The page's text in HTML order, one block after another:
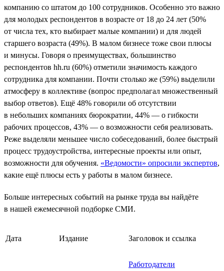
компанию со штатом до 100 сотрудников. Особенно это важно
для молодых респондентов в возрасте от 18 до 24 лет (50%
от числа тех, кто выбирает малые компании) и для людей
старшего возраста (49%). В малом бизнесе тоже свои плюсы
и минусы. Говоря о преимуществах, большинство
респондентов hh.ru (60%) отметили значимость каждого
сотрудника для компании. Почти столько же (59%) выделили
атмосферу в коллективе (вопрос предполагал множественный
выбор ответов). Ещё 48% говорили об отсутствии
в небольших компаниях бюрократии, 44% — о гибкости
рабочих процессов, 43% — о возможности себя реализовать.
Реже выделяли меньшее число собеседований, более быстрый
процесс трудоустройства, интересные проекты или опыт,
возможности для обучения. «Ведомости» опросили экспертов,
какие ещё плюсы есть у работы в малом бизнесе.
Больше интересных событий на рынке труда вы найдёте
в нашей ежемесячной подборке СМИ.
Дата Издание Заголовок и ссылка
Работодатели